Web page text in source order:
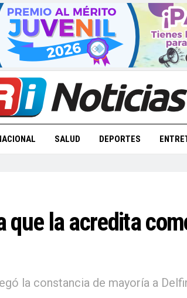
SALUD DEPORTES
la acredita
la constancia de mayoría a